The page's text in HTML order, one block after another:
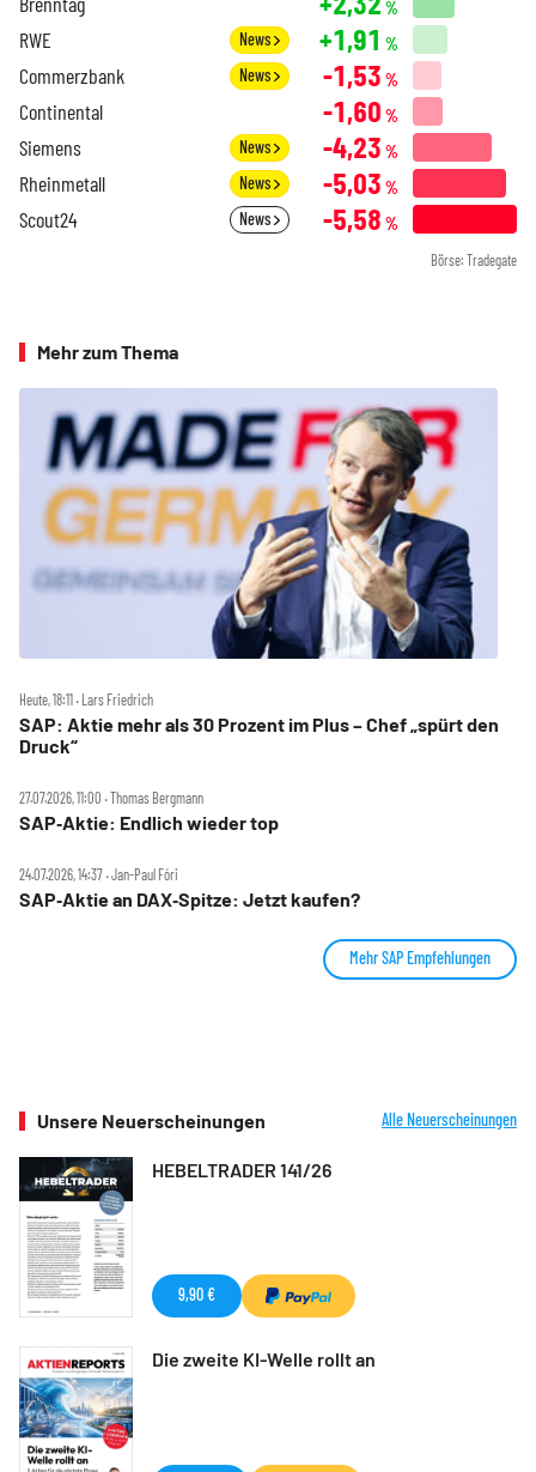
%
RWE News +1,91 %
Commerzbank News -1,53 %
Continental -1,60 %
Siemens News -4,23 %
Rheinmetall News -5,03 %
Scout24 News -5,58 %
Börse: Tradegate
Mehr zum Thema
Heute, 18:11 ‧ Lars Friedrich
SAP: Aktie mehr als 30 Prozent im Plus – Chef „spürt den
Druck“
27.07.2026, 11:00 ‧ Thomas Bergmann
SAP‑Aktie: Endlich wieder top
24.07.2026, 14:37 ‧ Jan-Paul Fóri
SAP‑Aktie an DAX‑Spitze: Jetzt kaufen?
Mehr SAP Empfehlungen
Unsere Neuerscheinungen Alle Neuerscheinungen
HEBELTRADER 141/26
9,90 €
Die zweite KI-Welle rollt an